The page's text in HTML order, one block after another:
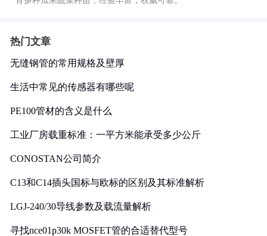
热门文章
无缝钢管的常用规格及壁厚
生活中常见的传感器有哪些呢
PE100管材的含义是什么
工业厂房载重标准：一平方米能承受多少公斤
CONOSTAN公司简介
C13和C14插头国标与欧标的区别及其标准解析
LGJ-240/30导线参数及载流量解析
寻找nce01p30k MOSFET管的合适替代型号